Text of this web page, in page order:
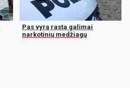
Pas vyrą rasta galimai
narkotinių medžiagų